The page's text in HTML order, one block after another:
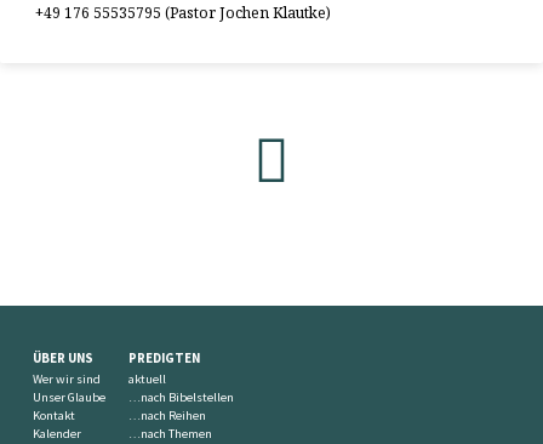
+49 176 55535795 (Pastor Jochen Klautke)
ÜBER UNS
Wer wir sind
Unser Glaube
Kontakt
Kalender
PREDIGTEN
aktuell
…nach Bibelstellen
…nach Reihen
…nach Themen